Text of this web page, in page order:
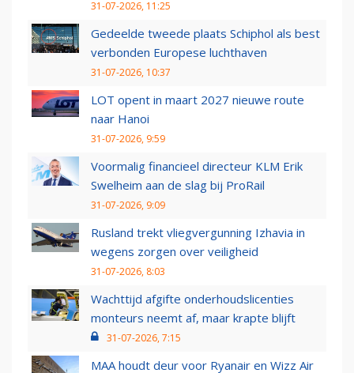
31-07-2026, 11:25
Gedeelde tweede plaats Schiphol als best
verbonden Europese luchthaven
31-07-2026, 10:37
LOT opent in maart 2027 nieuwe route
naar Hanoi
31-07-2026, 9:59
Voormalig financieel directeur KLM Erik
Swelheim aan de slag bij ProRail
31-07-2026, 9:09
Rusland trekt vliegvergunning Izhavia in
wegens zorgen over veiligheid
31-07-2026, 8:03
Wachttijd afgifte onderhoudslicenties
monteurs neemt af, maar krapte blijft
31-07-2026, 7:15
MAA houdt deur voor Ryanair en Wizz Air